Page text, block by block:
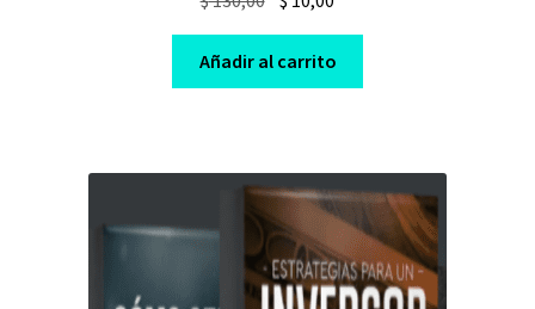
was:
$ 130,00.
is:
$ 10,00.
Añadir al carrito